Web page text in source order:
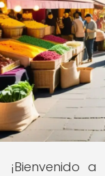
¡Bienvenido a